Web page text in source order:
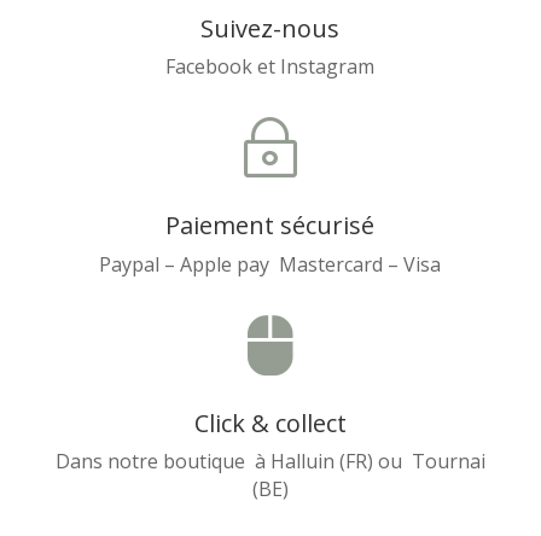
Suivez-nous
Facebook et Instagram
~
Paiement sécurisé
Paypal – Apple pay Mastercard – Visa

Click & collect
Dans notre boutique à Halluin (FR) ou Tournai
(BE)